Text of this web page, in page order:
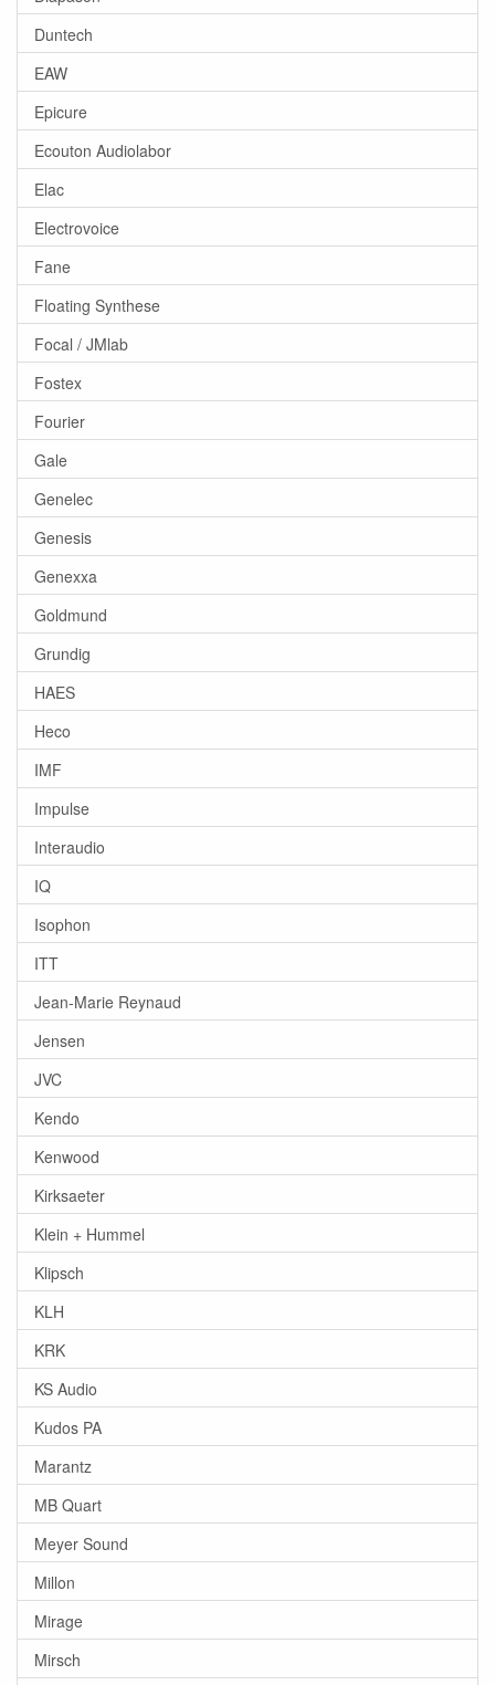
Duntech
EAW
Epicure
Ecouton Audiolabor
Elac
Electrovoice
Fane
Floating Synthese
Focal / JMlab
Fostex
Fourier
Gale
Genelec
Genesis
Genexxa
Goldmund
Grundig
HAES
Heco
IMF
Impulse
Interaudio
IQ
Isophon
ITT
Jean-Marie Reynaud
Jensen
JVC
Kendo
Kenwood
Kirksaeter
Klein + Hummel
Klipsch
KLH
KRK
KS Audio
Kudos PA
Marantz
MB Quart
Meyer Sound
Millon
Mirage
Mirsch